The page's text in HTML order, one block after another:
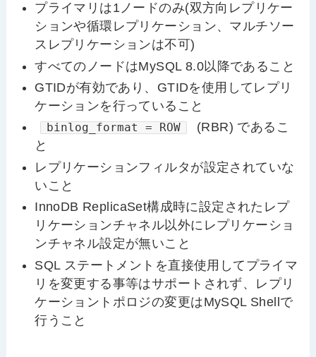
プライマリは1ノードのみ(双方向レプリケー
ションや循環レプリケーション、マルチソー
スレプリケーションは不可)
すべてのノードはMySQL 8.0以降であること
GTIDが有効であり、GTIDを使用してレプリ
ケーションを行っていること
binlog_format = ROW
(RBR) であるこ
と
レプリケーションフィルタが設定されていな
いこと
InnoDB ReplicaSet構成時に設定されたレプ
リケーションチャネル以外にレプリケーショ
ンチャネル設定が無いこと
SQL ステートメントを直接使用してプライマ
リを変更する事等はサポートされず、レプリ
ケーショントポロジの変更はMySQL Shellで
行うこと